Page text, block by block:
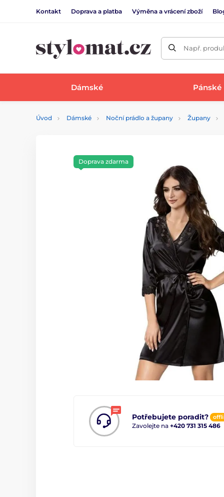
Kontakt Doprava a platba Výměna a vrácení zboží
Např.
Dámské Pánské
Úvod Dámské Noční prádlo a župany Župany
Potřebujete poradit?
Zavolejte na +420 731 315 486
Doprava zdarma